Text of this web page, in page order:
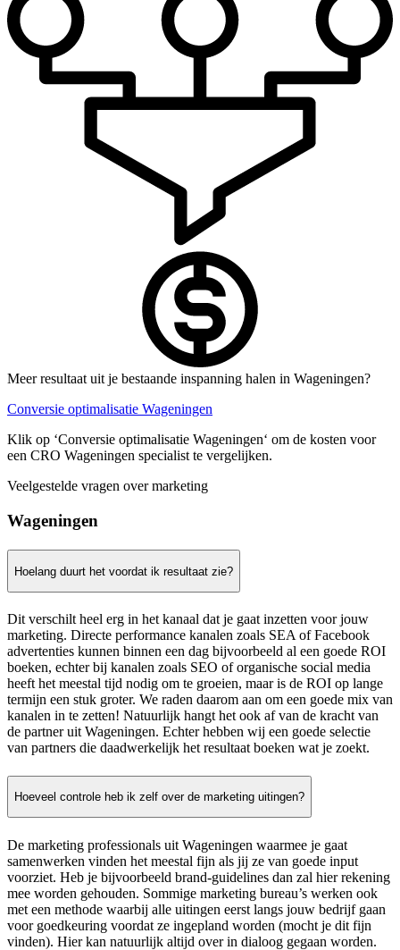
Meer resultaat uit je bestaande inspanning halen in Wageningen?
Conversie optimalisatie Wageningen
Klik op ‘Conversie optimalisatie Wageningen‘ om de kosten voor
een CRO Wageningen specialist te vergelijken.
Veelgestelde vragen over marketing
Wageningen
Hoelang duurt het voordat ik resultaat zie?
Dit verschilt heel erg in het kanaal dat je gaat inzetten voor jouw
marketing. Directe performance kanalen zoals SEA of Facebook
advertenties kunnen binnen een dag bijvoorbeeld al een goede ROI
boeken, echter bij kanalen zoals SEO of organische social media
heeft het meestal tijd nodig om te groeien, maar is de ROI op lange
termijn een stuk groter. We raden daarom aan om een goede mix van
kanalen in te zetten! Natuurlijk hangt het ook af van de kracht van
de partner uit Wageningen. Echter hebben wij een goede selectie
van partners die daadwerkelijk het resultaat boeken wat je zoekt.
Hoeveel controle heb ik zelf over de marketing uitingen?
De marketing professionals uit Wageningen waarmee je gaat
samenwerken vinden het meestal fijn als jij ze van goede input
voorziet. Heb je bijvoorbeeld brand-guidelines dan zal hier rekening
mee worden gehouden. Sommige marketing bureau’s werken ook
met een methode waarbij alle uitingen eerst langs jouw bedrijf gaan
voor goedkeuring voordat ze ingepland worden (mocht je dit fijn
vinden). Hier kan natuurlijk altijd over in dialoog gegaan worden.